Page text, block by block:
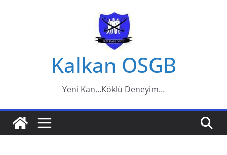
Kalkan OSGB
Yeni Kan…Köklü Deneyim…